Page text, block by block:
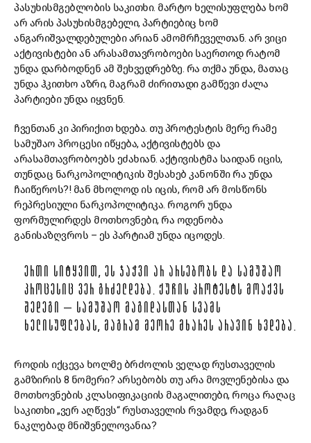
პასუხისმგებლობის საკითხი. მარტო ხელისუფლება ხომ
არ არის პასუხისმგებელი, პარტიებიც ხომ
ანგარიშვალდებულები არიან ამომრჩეველთან. არ ვიცი
აქტივისტები ან არასამთავრობოები საერთოდ რატომ
უნდა დარბოდნენ ამ შეხვედრებზე. რა თქმა უნდა, მათაც
უნდა ჰკითხო აზრი, მაგრამ ძირითადი გამწევი ძალა
პარტიები უნდა იყვნენ.
ჩვენთან კი პირიქით ხდება. თუ პროტესტის მერე რამე
სამუშაო პროცესი იწყება, აქტივისტებს და
არასამთავრობოებს ეძახიან. აქტივისტმა საიდან იცის,
თუნდაც ნარკოპოლიტიკის შესახებ კანონში რა უნდა
ჩაიწეროს?! მან მხოლოდ ის იცის, რომ არ მოსწონს
რეპრესიული ნარკოპოლიტიკა. როგორ უნდა
ფორმულირდეს მოთხოვნები, რა ოდენობა
განისაზღვროს – ეს პარტიამ უნდა იცოდეს.
ᲔᲠᲗᲘ ᲡᲘᲢᲧᲕᲘᲗ, ᲔᲡ ᲯᲐᲭᲕᲘ ᲐᲠ ᲐᲠᲡᲔᲑᲝᲑᲡ ᲓᲐ ᲡᲐᲛᲣᲨᲐᲝ
ᲞᲠᲝᲪᲔᲡᲘᲪ ᲕᲔᲠ ᲒᲠᲫᲔᲚᲓᲔᲑᲐ. ᲥᲣᲩᲘᲡ ᲞᲠᲝᲢᲔᲡᲢᲡ ᲛᲝᲐᲥᲕᲡ
ᲨᲔᲓᲔᲒᲘ – ᲡᲐᲛᲣᲨᲐᲝ ᲛᲐᲒᲘᲓᲐᲡᲗᲐᲜ ᲡᲕᲐᲛᲡ
ᲮᲔᲚᲘᲡᲣᲤᲚᲔᲑᲐᲡ, ᲛᲐᲒᲠᲐᲛ ᲛᲔᲝᲠᲔ ᲛᲮᲐᲠᲔᲡ ᲐᲠᲐᲕᲘᲜ ᲮᲕᲓᲔᲑᲐ.
როდის იქცევა ხოლმე ბრძოლის ველად რუსთაველის
გამზირის 8 ნომერი? არსებობს თუ არა მოვლენებისა და
მოთხოვნების კლასიფიკაციის მაგალითები, როცა რაღაც
საკითხი „ვერ აღწევს“ რუსთაველის რვამდე, რადგან
ნაკლებად მნიშვნელოვანია?